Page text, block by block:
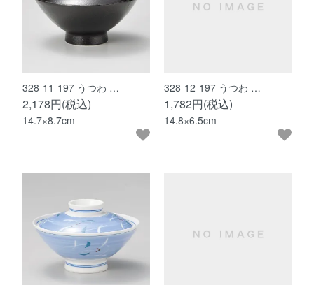
328-11-197 うつわ …
2,178円(税込)
14.7×8.7cm
328-12-197 うつわ …
1,782円(税込)
14.8×6.5cm